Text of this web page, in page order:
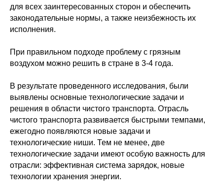
для всех заинтересованных сторон и обеспечить
законодательные нормы, а также неизбежность их
исполнения.
При правильном подходе проблему с грязным
воздухом можно решить в стране в 3-4 года.
В результате проведенного исследования, были
выявлены основные технологические задачи и
решения в области чистого транспорта. Отрасль
чистого транспорта развивается быстрыми темпами,
ежегодно появляются новые задачи и
технологические ниши. Тем не менее, две
технологические задачи имеют особую важность для
отрасли: эффективная система зарядок, новые
технологии хранения энергии.